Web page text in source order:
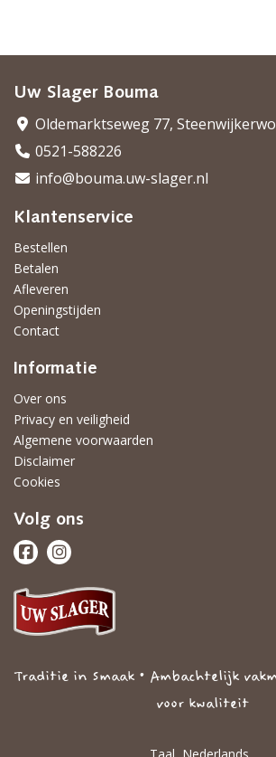
Uw Slager Bouma
Oldemarktseweg 77,
0521-588226
info@bouma.uw-slager.nl
Klantenservice
Bestellen
Betalen
Afleveren
Openingstijden
Contact
Informatie
Over ons
Privacy en veiligheid
Algemene voorwaarden
Disclaimer
Cookies
Volg ons
Traditie in Smaak • Ambachtelijk
voor kwaliteit